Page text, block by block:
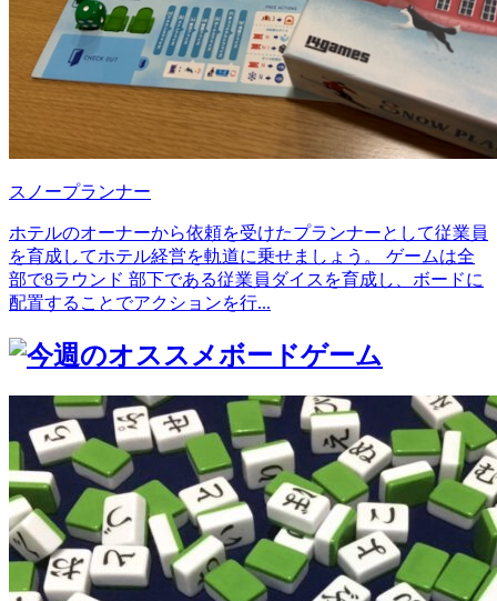
スノープランナー
ホテルのオーナーから依頼を受けたプランナーとして従業員
を育成してホテル経営を軌道に乗せましょう。 ゲームは全
部で8ラウンド 部下である従業員ダイスを育成し、ボードに
配置することでアクションを行...